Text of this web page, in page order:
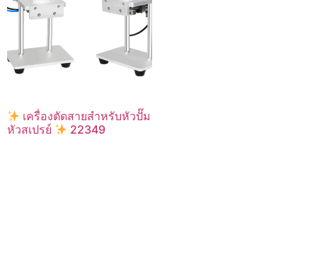
เครื่องตัดสายสำหรับหัวปั๊ม
หัวสเปรย์
22349